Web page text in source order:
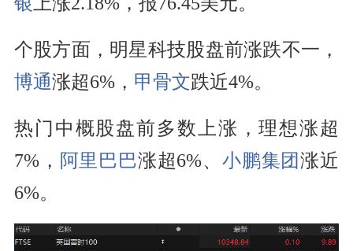
个股方面，明星科技股盘前涨跌不一，
博通涨超6%， 甲骨文跌近4%。
热门中概股盘前多数上涨，理想涨超
7%， 阿里巴巴涨超6%、小鹏集团涨近
6%。